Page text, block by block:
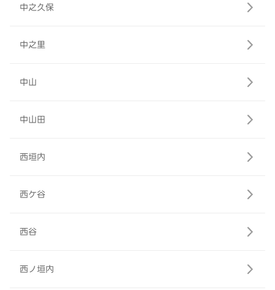
中之久保
中之里
中山
中山田
西垣内
西ケ谷
西谷
西ノ垣内